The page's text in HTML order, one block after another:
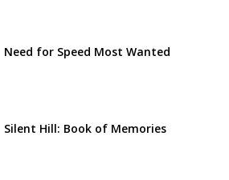
Need for Speed Most Wanted
Silent Hill: Book of Memories